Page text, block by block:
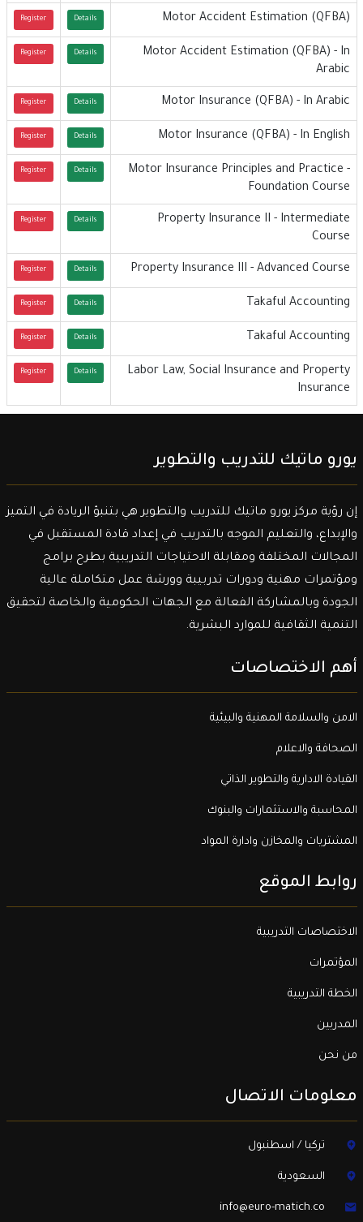
Motor Accident Estimation (QFBA)
Details
Register
Motor Accident Estimation (QFBA) - In
Arabic
Details
Register
Motor Insurance (QFBA) - In Arabic
Details
Register
Motor Insurance (QFBA) - In English
Details
Register
Motor Insurance Principles and Practice -
Foundation Course
Details
Register
Property Insurance II - Intermediate
Course
Details
Register
Property Insurance III - Advanced Course
Details
Register
Takaful Accounting
Details
Register
Takaful Accounting
Details
Register
Labor Law, Social Insurance and Property
Insurance
Details
Register
يورو ماتيك للتدريب والتطوير
إن رؤية مركز يورو ماتيك للتدريب والتطوير هي بتنبؤ الريادة في التميز
والإبداع، والتعليم الموجه بالتدريب في إعداد قادة المستقبل في
المجالات المختلفة ومقابلة الاحتياجات التدريبية بطرح برامج
ومؤتمرات مهنية ودورات تدربيبة وورشة عمل متكاملة عالية
الجودة وبالمشاركة الفعالة مع الجهات الحكومية والخاصة لتحقيق
التنمية الثقافية للموارد البشرية.
أهم الاختصاصات
الامن والسلامة المهنية والبيئية
الصحافة والاعلام
القيادة الادارية والتطوير الذاتي
المحاسبة والاستثمارات والبنوك
المشتريات والمخازن وادارة المواد
روابط الموقع
الاختصاصات التدريبية
المؤتمرات
الخطة التدريبية
المدربين
من نحن
معلومات الاتصال
تركيا / اسطنبول
السعودية
info@euro-matich.co